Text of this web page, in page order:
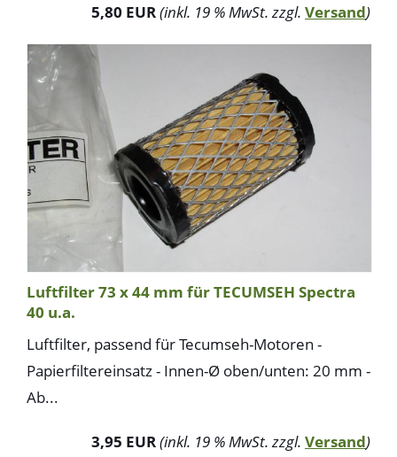
5,80 EUR(inkl. 19 % MwSt. zzgl. Versand)
Luftfilter 73 x 44 mm für TECUMSEH Spectra
40 u.a.
Luftfilter, passend für Tecumseh-Motoren -
Papierfiltereinsatz - Innen-Ø oben/unten: 20 mm -
Ab...
3,95 EUR(inkl. 19 % MwSt. zzgl. Versand)